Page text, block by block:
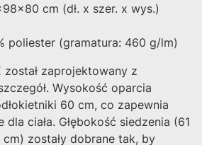
cm (dł. x szer. x wys.)
poliester (gramatura: 460 g/lm)
został zaprojektowany z
Wysokość oparcia
60 cm, co zapewnia
ciała. Głębokość siedzenia (61
zostały dobrane tak, by